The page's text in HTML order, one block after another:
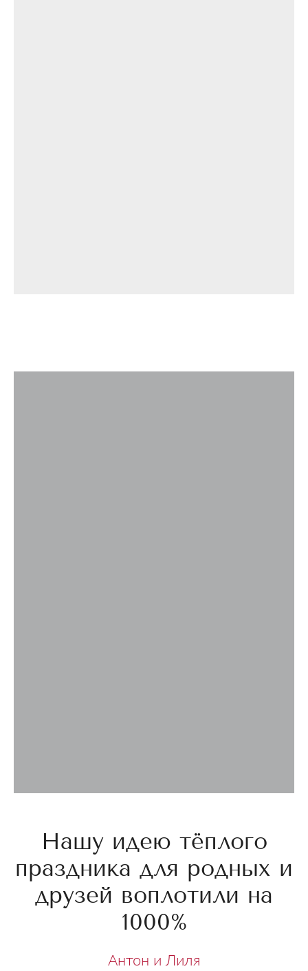
Нашу идею тёплого
праздника для родных и
друзей воплотили на
1000%
Антон и Лиля